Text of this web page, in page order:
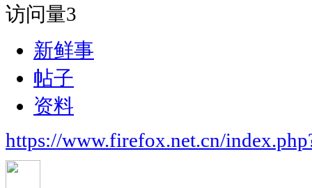
访问量3
新鲜事
帖子
资料
https://www.firefox.net.cn/